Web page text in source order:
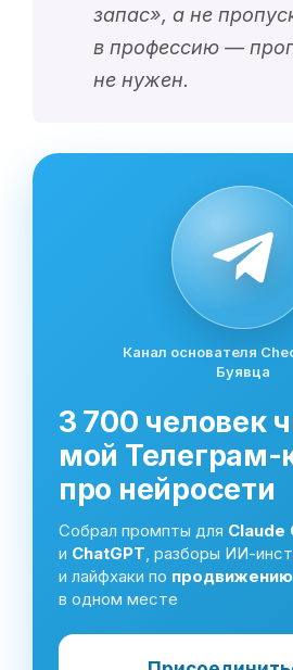
запас», а не
в профессию —
не нужен.
Канал основателя
Буявца
3 700 человек
мой Телеграм-
про нейросети
Собрал промпты для Claude
и ChatGPT, разборы ИИ-
и лайфхаки по
в одном месте